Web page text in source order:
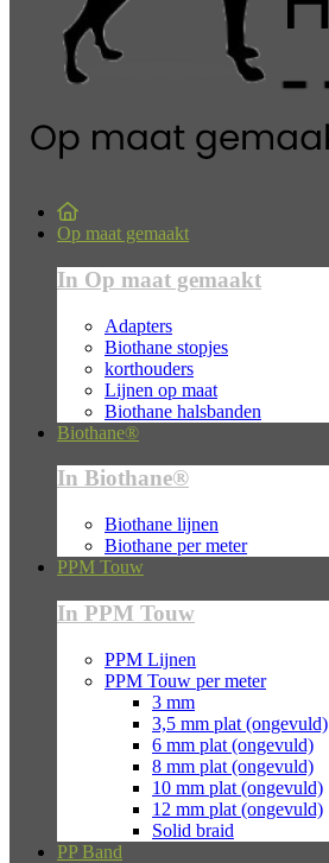
Op maat gemaakt
In Op maat gemaakt
Adapters
Biothane stopjes
korthouders
Lijnen op maat
Biothane halsbanden
Biothane®
In Biothane®
Biothane lijnen
Biothane per meter
PPM Touw
In PPM Touw
PPM Lijnen
PPM Touw per meter
3 mm
3,5 mm plat (ongevuld)
6 mm plat (ongevuld)
8 mm plat (ongevuld)
10 mm plat (ongevuld)
12 mm plat (ongevuld)
Solid braid
PP Band